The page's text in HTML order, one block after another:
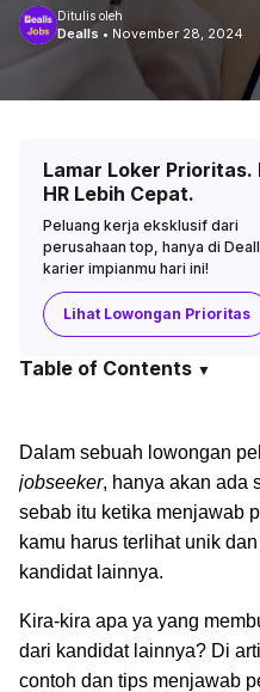
Ditulis oleh
Dealls • November 28, 2024
Lamar Loker Prioritas.
HR Lebih Cepat.
Peluang kerja eksklusif dari
perusahaan top, hanya di
karier impianmu hari ini!
Lihat Lowongan Prioritas
Table of Contents ▼
Dalam sebuah lowongan
jobseeker, hanya akan ada
sebab itu ketika menjawab
kamu harus terlihat unik
kandidat lainnya.
Kira-kira apa ya yang
dari kandidat lainnya? Di
contoh dan tips menjawab